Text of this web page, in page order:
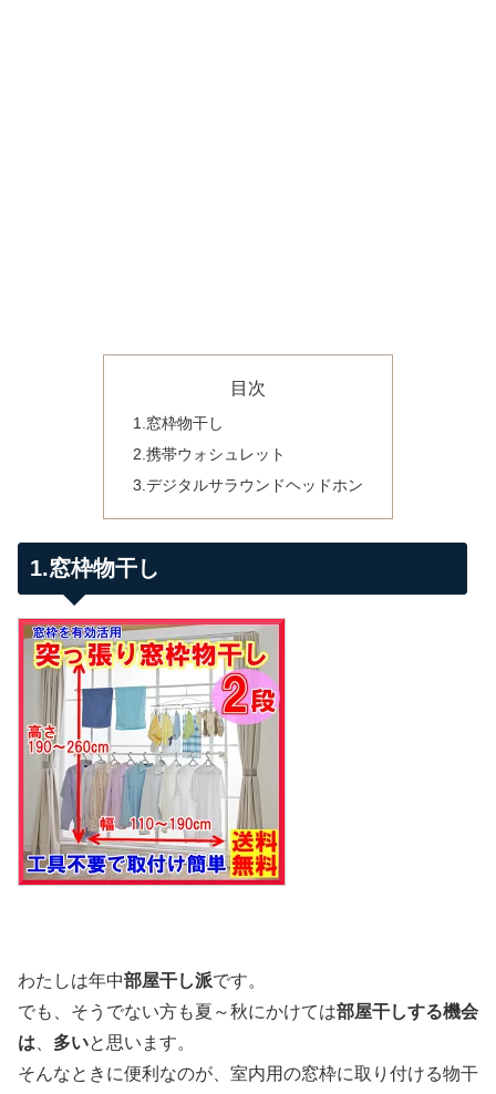
目次
1.窓枠物干し
2.携帯ウォシュレット
3.デジタルサラウンドヘッドホン
1.窓枠物干し
わたしは年中部屋干し派です。
でも、そうでない方も夏～秋にかけては部屋干しする機会
は
多いと思います。
そんなときに便利なのが、室内用の窓枠に取り付ける物干